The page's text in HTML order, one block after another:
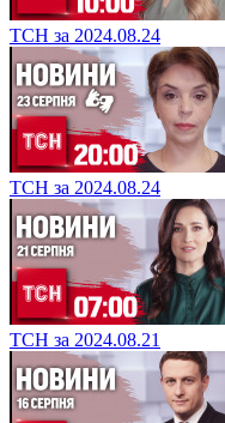
ТСН за 2024.08.24
ТСН за 2024.08.24
ТСН за 2024.08.21